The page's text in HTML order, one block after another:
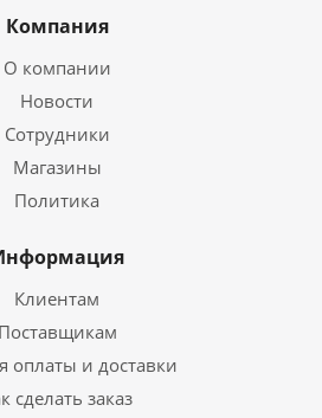
Компания
О компании
Новости
Сотрудники
Магазины
Политика
Клиентам
Поставщикам
оплаты и доставки
сделать заказ